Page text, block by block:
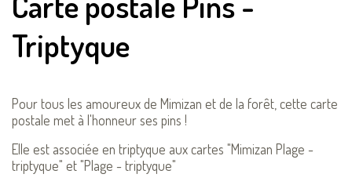
Triptyque
Pour tous les amoureux de Mimizan et de la forêt, cette carte
postale met à l'honneur ses pins !
Elle est associée en triptyque aux cartes "Mimizan Plage -
triptyque" et "Plage - triptyque"